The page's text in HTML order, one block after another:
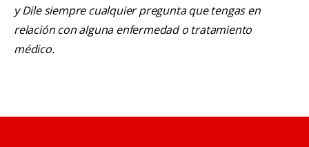
y Dile siempre cualquier pregunta que tengas en
relación con alguna enfermedad o tratamiento
médico.